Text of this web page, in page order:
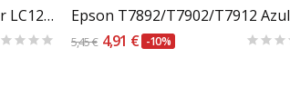
Tinteiro Compatível Brother LC1280BK Preto Epson T7892/T7902/T7912 Azul
5,45 € 4,91 € -10%